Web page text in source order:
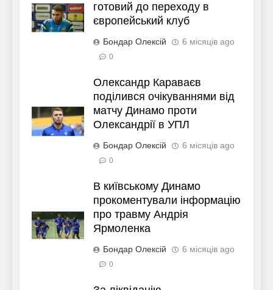
готовий до переходу в
європейський клуб
Бондар Олексій 6 місяців ago
0
Олександр Караваєв
поділився очікуваннями від
матчу Динамо проти
Олександрії в УПЛ
Бондар Олексій 6 місяців ago
0
В київському Динамо
прокоментували інформацію
про травму Андрія
Ярмоленка
Бондар Олексій 6 місяців ago
0